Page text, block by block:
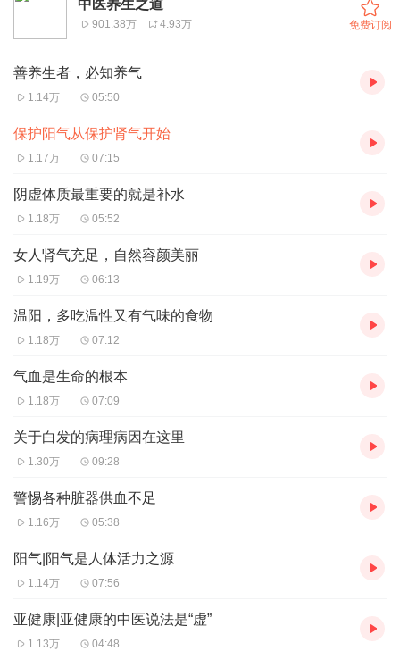
中医养生之道
901.38万 4.93万 免费订阅
善养生者，必知养气
1.14万 05:50
保护阳气从保护肾气开始
1.17万 07:15
阴虚体质最重要的就是补水
1.18万 05:52
女人肾气充足，自然容颜美丽
1.19万 06:13
温阳，多吃温性又有气味的食物
1.18万 07:12
气血是生命的根本
1.18万 07:09
关于白发的病理病因在这里
1.30万 09:28
警惕各种脏器供血不足
1.16万 05:38
阳气|阳气是人体活力之源
1.14万 07:56
亚健康|亚健康的中医说法是“虚”
1.13万 04:48